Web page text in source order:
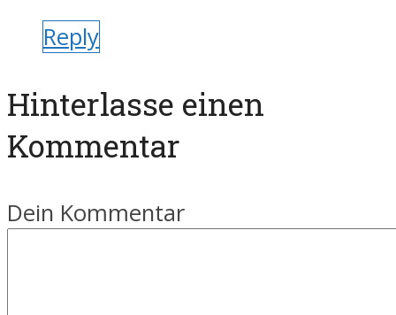
Reply
Hinterlasse einen
Kommentar
Dein Kommentar